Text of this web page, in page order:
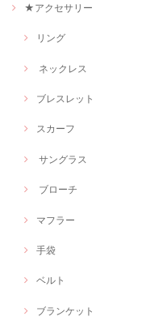
★アクセサリー
リング
ネックレス
ブレスレット
スカーフ
サングラス
ブローチ
マフラー
手袋
ベルト
ブランケット